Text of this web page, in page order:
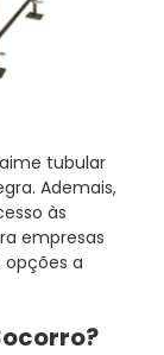
tubular
Ademais,
às
empresas
opções a